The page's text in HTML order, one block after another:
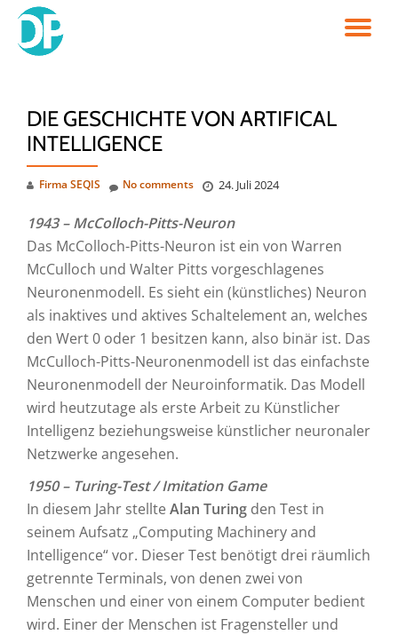
Skip
DIE GESCHICHTE VON ARTIFICAL
INTELLIGENCE
Firma SEQIS 24. Juli 2024
No comments
1943 – McColloch-Pitts-Neuron
Das McColloch-Pitts-Neuron ist ein von Warren
McCulloch und Walter Pitts vorgeschlagenes
Neuronenmodell. Es sieht ein (künstliches) Neuron
als inaktives und aktives Schaltelement an, welches
den Wert 0 oder 1 besitzen kann, also binär ist. Das
McCulloch-Pitts-Neuronenmodell ist das einfachste
Neuronenmodell der Neuroinformatik. Das Modell
wird heutzutage als erste Arbeit zu Künstlicher
Intelligenz beziehungsweise künstlicher neuronaler
Netzwerke angesehen.
1950 – Turing-Test / Imitation Game
In diesem Jahr stellteAlan Turing den Test in
seinem Aufsatz „Computing Machinery and
Intelligence“ vor. Dieser Test benötigt drei räumlich
getrennte Terminals, von denen zwei von
Menschen und einer von einem Computer bedient
wird. Einer der Menschen ist Fragensteller und